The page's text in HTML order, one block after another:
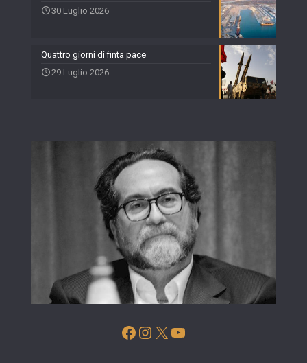
30 Luglio 2026
Quattro giorni di finta pace
29 Luglio 2026
Facebook
Instagram
X YouTube